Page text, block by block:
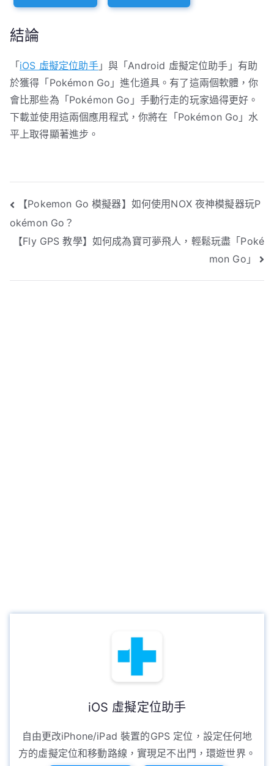
結論
「 iOS 虛擬定位助手」與「Android 虛擬定位助手」有助
於獲得「Pokémon Go」進化道具。有了這兩個軟體，你
會比那些為「Pokémon Go」手動行走的玩家過得更好。
下載並使用這兩個應用程式，你將在「Pokémon Go」水
平上取得顯著進步。
文
章
覽
【Pokemon Go 模擬器】如何使用NOX 夜神模擬器玩P
okémon Go？
【Fly GPS 教學】如何成為寶可夢飛人，輕鬆玩盡「Poké
mon Go」
iOS 虛擬定位助手
自由更改iPhone/iPad 裝置的GPS 定位，設定任何地
方的虛擬定位和移動路線，實現足不出門，環遊世界。